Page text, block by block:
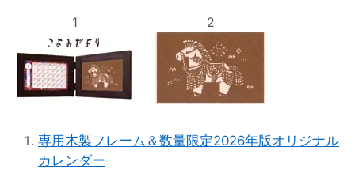
1 2
専用木製フレーム＆数量限定2026年版オリジナル
カレンダー